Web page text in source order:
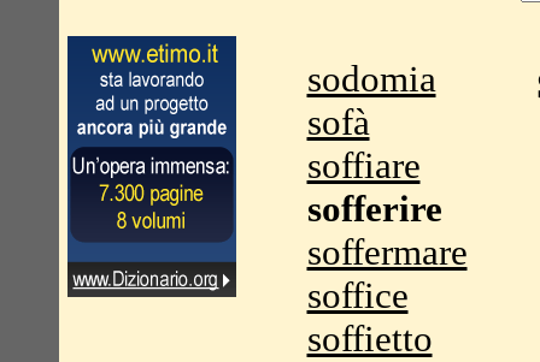
sodomia
sofà
soffiare
sofferire
soffermare
soffice
soffietto